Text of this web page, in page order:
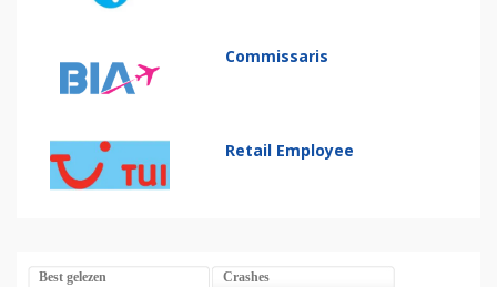
Commissaris
Retail Employee
Best gelezen Crashes